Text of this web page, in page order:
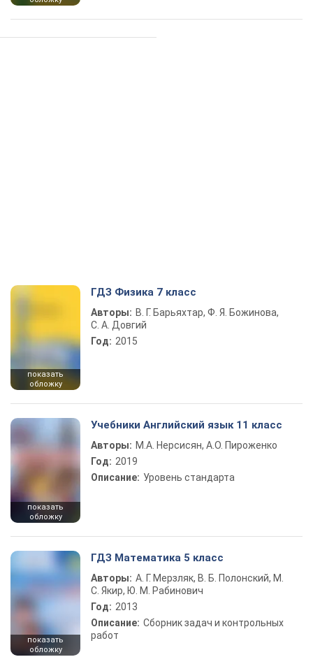
показать
обложку
ГДЗ Физика 7 класс
Авторы: В. Г. Барьяхтар, Ф. Я. Божинова,
С. А. Довгий
Год: 2015
показать
обложку
Учебники Английский язык 11 класс
Авторы: М.А. Нерсисян, А.О. Пироженко
Год: 2019
Описание: Уровень стандарта
показать
обложку
ГДЗ Математика 5 класс
Авторы: А. Г. Мерзляк, В. Б. Полонский, М.
С. Якир, Ю. М. Рабинович
Год: 2013
Описание: Сборник задач и контрольных
работ